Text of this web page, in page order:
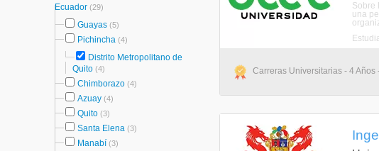
Ecuador (29)
Guayas (5)
Pichincha (4)
Distrito Metropolitano de
Quito (4)
Chimborazo (4)
Azuay (4)
Quito (3)
Santa Elena (3)
Manabí (3)
Sobre
una
Carreras Universitarias - 4 Años